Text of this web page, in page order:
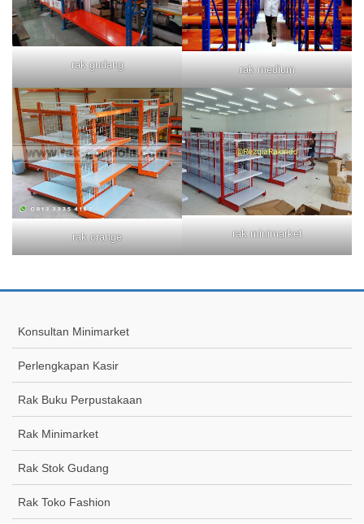
rak gudang rak medium
rak orange rak minimarket
Konsultan Minimarket
Perlengkapan Kasir
Rak Buku Perpustakaan
Rak Minimarket
Rak Stok Gudang
Rak Toko Fashion